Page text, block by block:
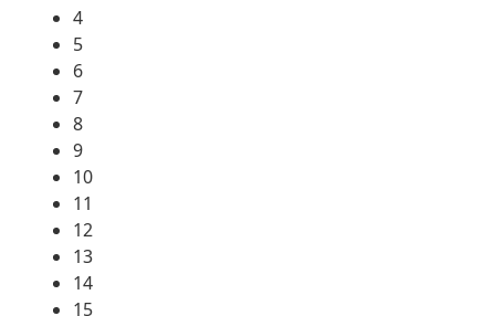
4
5
6
7
8
9
10
11
12
13
14
15